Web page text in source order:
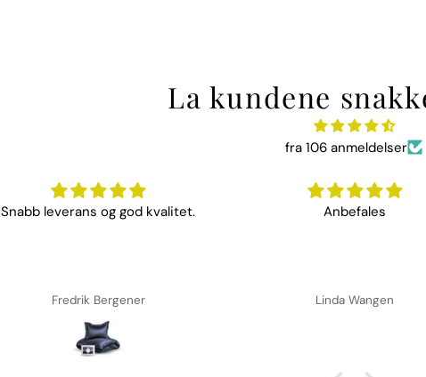
La kundene
fra 106 anmeldelser
Snabb leverans og god kvalitet.
Fredrik Bergener
Anbefales
Linda Wangen